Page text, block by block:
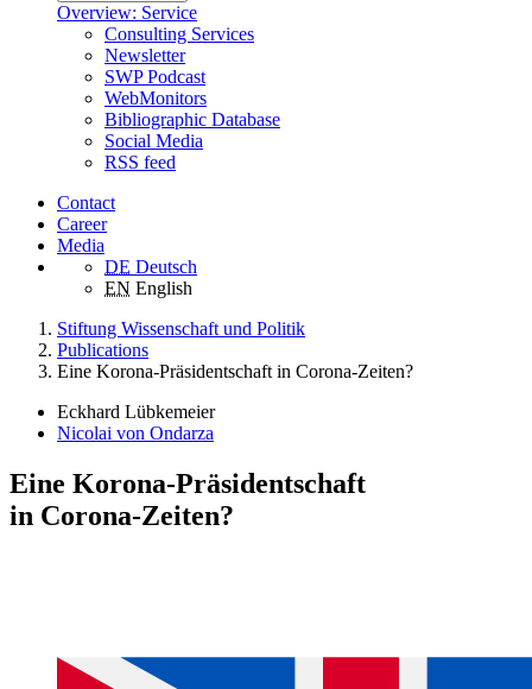
Overview: Service
Consulting Services
Newsletter
SWP Podcast
WebMonitors
Bibliographic Database
Social Media
RSS feed
Contact
Career
Media
DE Deutsch
EN English
Stiftung Wissenschaft und Politik
Publications
Eine Korona-Präsidentschaft in Corona‑Zeiten?
Eckhard Lübkemeier
Nicolai von Ondarza
Eine Korona-Präsidentschaft
in Corona‑Zeiten?